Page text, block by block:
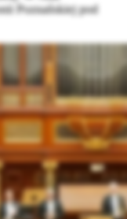
Poznańskiej pod